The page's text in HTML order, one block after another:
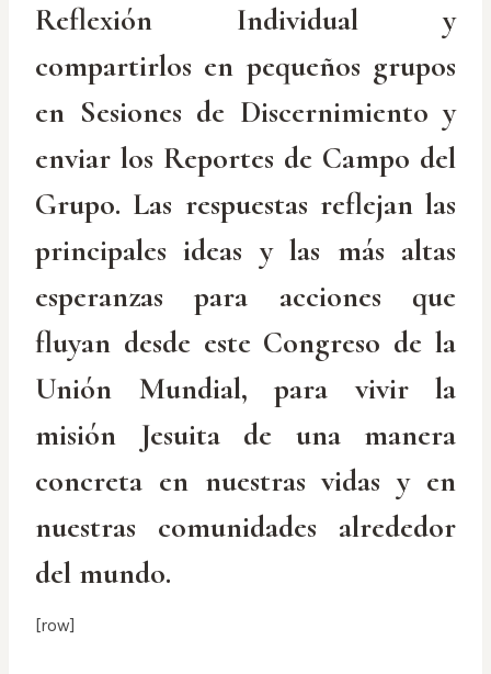
Reflexión Individual y
compartirlos en pequeños grupos
en Sesiones de Discernimiento y
enviar los Reportes de Campo del
Grupo. Las respuestas reflejan las
principales ideas y las más altas
esperanzas para acciones que
fluyan desde este Congreso de la
Unión Mundial, para vivir la
misión Jesuita de una manera
concreta en nuestras vidas y en
nuestras comunidades alrededor
del mundo.
[row]